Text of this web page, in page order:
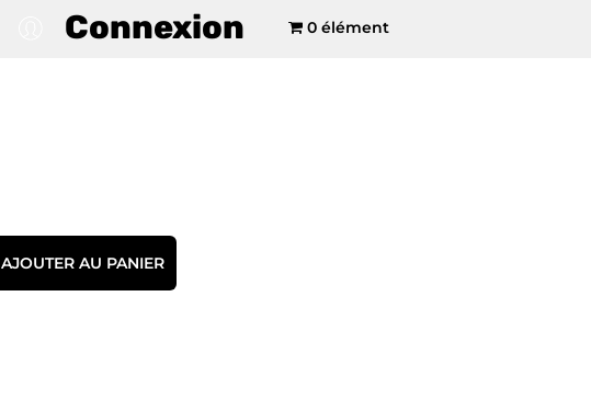
Connexion 0 élément
AJOUTER AU PANIER